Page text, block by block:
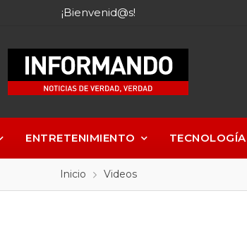
¡Bienvenid@s!
ENTRETENIMIENTO TECNOLOGÍA
Inicio Videos